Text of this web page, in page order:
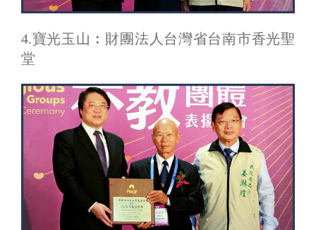
4.寶光玉山︰財團法人台灣省台南市香光聖
堂